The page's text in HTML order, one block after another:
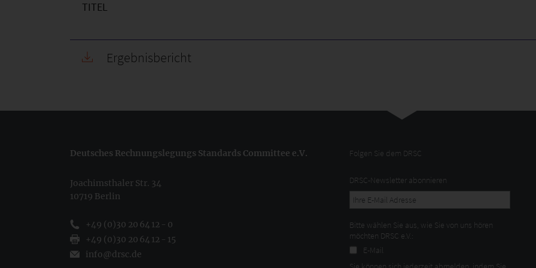
TITEL
Ergebnisbericht
Deutsches Rechnungslegungs Standards Committee e.V.
Joachimsthaler Str. 34
10719 Berlin
+49 (0)30 20 64 12 - 0
+49 (0)30 20 64 12 - 15
info@drsc.de
Folgen Sie dem DRSC
DRSC-Newsletter abonnieren
Bitte wählen Sie aus, wie Sie von uns hören
möchten DRSC e.V.:
E-Mail